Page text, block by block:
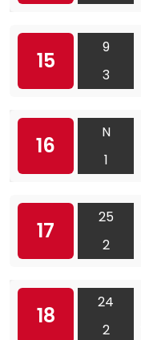
15
9
3
16
N
1
17
25
2
18
24
2